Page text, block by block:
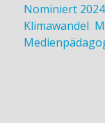
Nominiert 2024
Klimawandel